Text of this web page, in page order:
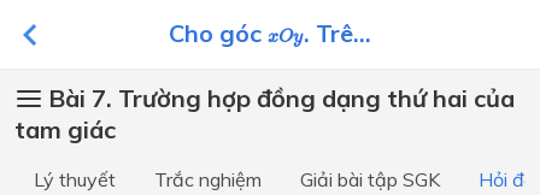
Cho gócxOy
xOy. Trê...
Bài 7. Trường hợp đồng dạng thứ hai của
tam giác
Lý thuyết Trắc nghiệm Giải bài tập SGK Hỏi